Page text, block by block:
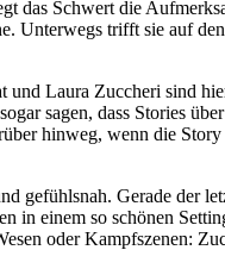
das Schwert die
Unterwegs trifft sie auf
Laura Zuccheri sind
sagen, dass Stories
hinweg, wenn die
gefühlsnah. Gerade der
in einem so schönen
oder Kampfszenen: